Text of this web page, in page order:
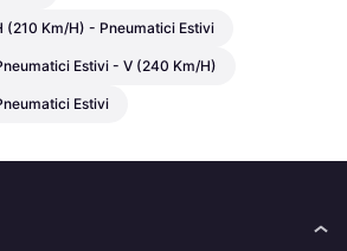
(210 Km/h) - Pneumatici Estivi
Estivi - V (240 Km/h)
Estivi